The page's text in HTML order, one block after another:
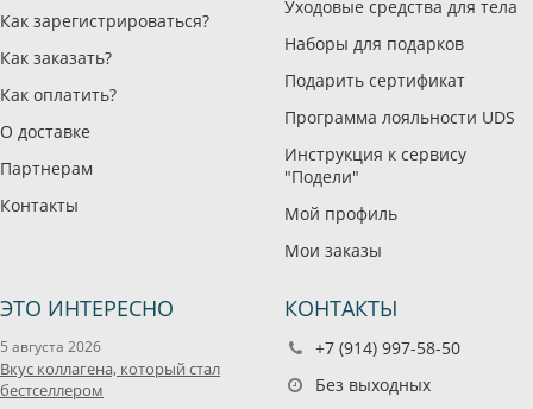
Как зарегистрироваться?
Как заказать?
Как оплатить?
О доставке
Партнерам
Контакты
Уходовые средства для тела
Наборы для подарков
Подарить сертификат
Программа лояльности UDS
Инструкция к сервису
"Подели"
Мой профиль
Мои заказы
ЭТО ИНТЕРЕСНО
5 августа 2026
Вкус коллагена, который стал
бестселлером
КОНТАКТЫ
+7 (914) 997-58-50
Без выходных